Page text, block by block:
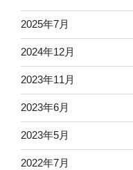
2025年7月
2024年12月
2023年11月
2023年6月
2023年5月
2022年7月